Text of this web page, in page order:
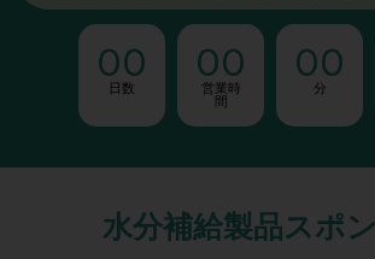
00
日数
00
営業時
間
00
分
水分補給製品スポ